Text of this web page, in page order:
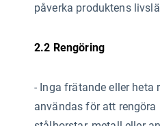
påverka produktens
2.2 Rengöring
- Inga frätande eller heta
användas för att rengöra